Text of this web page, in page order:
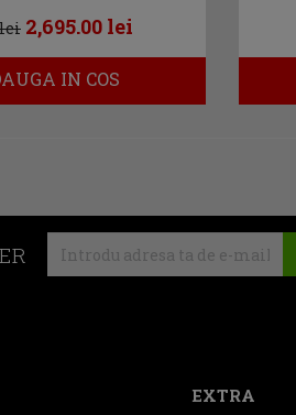
lei 2,695.00 lei
IN COS
EXTRA